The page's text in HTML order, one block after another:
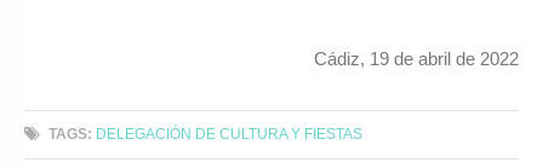
Cádiz, 19 de abril de 2022
TAGS: DELEGACIÓN DE CULTURA Y FIESTAS